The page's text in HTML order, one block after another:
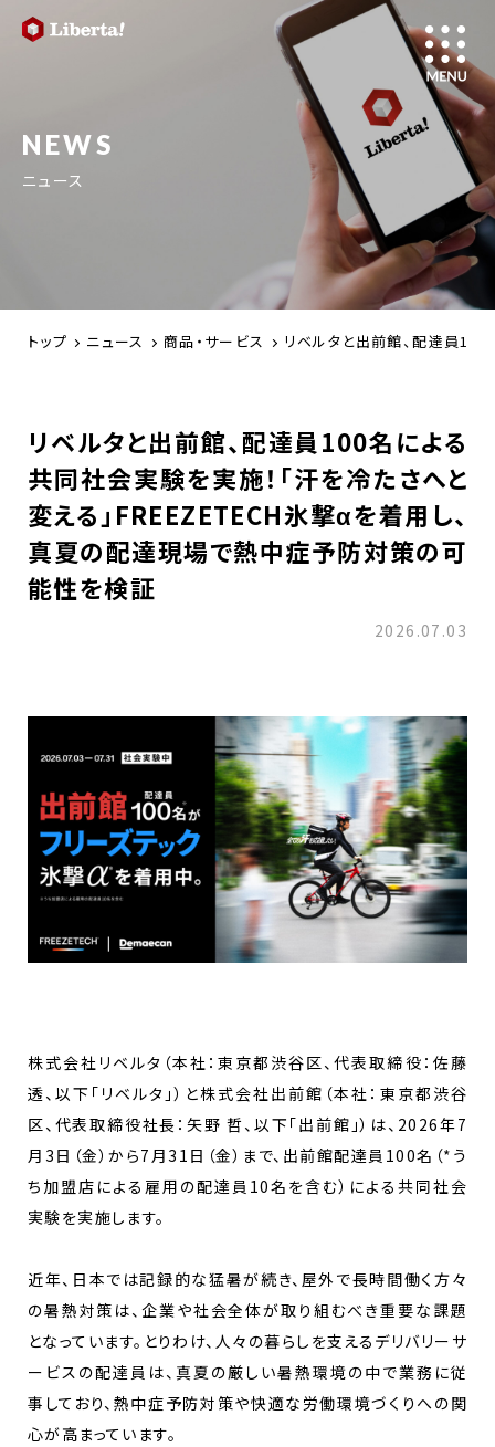
NEWS
ニュース
トップ ニュース 商品・サービス リベルタと出前館、配達員
リベルタと出前館、配達員100名による
共同社会実験を実施！「汗を冷たさへと
変える」FREEZETECH氷撃αを着用し、
真夏の配達現場で熱中症予防対策の可
能性を検証
2026.07.03
株式会社リベルタ（本社：東京都渋谷区、代表取締役：佐藤
透、以下「リベルタ」）と株式会社出前館（本社：東京都渋谷
区、代表取締役社長：矢野 哲、以下「出前館」）は、2026年7
月3日（金）から7月31日（金）まで、出前館配達員100名（*う
ち加盟店による雇用の配達員10名を含む）による共同社会
実験を実施します。
近年、日本では記録的な猛暑が続き、屋外で長時間働く方々
の暑熱対策は、企業や社会全体が取り組むべき重要な課題
となっています。とりわけ、人々の暮らしを支えるデリバリーサ
ービスの配達員は、真夏の厳しい暑熱環境の中で業務に従
事しており、熱中症予防対策や快適な労働環境づくりへの関
心が高まっています。